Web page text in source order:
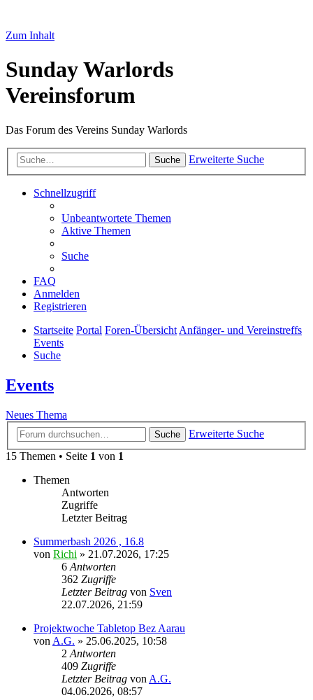
Zum Inhalt
Sunday Warlords
Vereinsforum
Das Forum des Vereins Sunday Warlords
Suche Erweiterte Suche
Schnellzugriff
Unbeantwortete Themen
Aktive Themen
Suche
FAQ
Anmelden
Registrieren
Startseite Portal Foren-ÜbersichtAnfänger- und Vereinstreffs
Events
Suche
Events
Neues Thema
Suche
Erweiterte Suche
15 Themen • Seite 1 von 1
Themen
Antworten
Zugriffe
Letzter Beitrag
Summerbash 2026 , 16.8
von Richi » 21.07.2026, 17:25
6 Antworten
362 Zugriffe
Letzter Beitrag von Sven
22.07.2026, 21:59
Projektwoche Tabletop Bez Aarau
von A.G. » 25.06.2025, 10:58
2 Antworten
409 Zugriffe
Letzter Beitrag von A.G.
04.06.2026, 08:57